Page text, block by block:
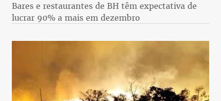
Bares e restaurantes de BH têm expectativa de
lucrar 90% a mais em dezembro